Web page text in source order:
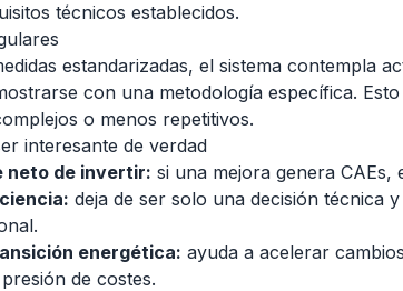
técnicos establecidos.
estandarizadas, el sistema contempla
con una metodología específica.
o menos repetitivos.
interesante de verdad
neto de invertir: si una mejora genera
deja de ser solo una decisión técnica
energética: ayuda a acelerar
de costes.